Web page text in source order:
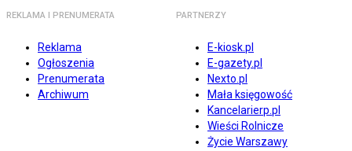
REKLAMA I PRENUMERATA
Reklama
Ogłoszenia
Prenumerata
Archiwum
PARTNERZY
E-kiosk.pl
E-gazety.pl
Nexto.pl
Mała księgowość
Kancelarierp.pl
Wieści Rolnicze
Życie Warszawy